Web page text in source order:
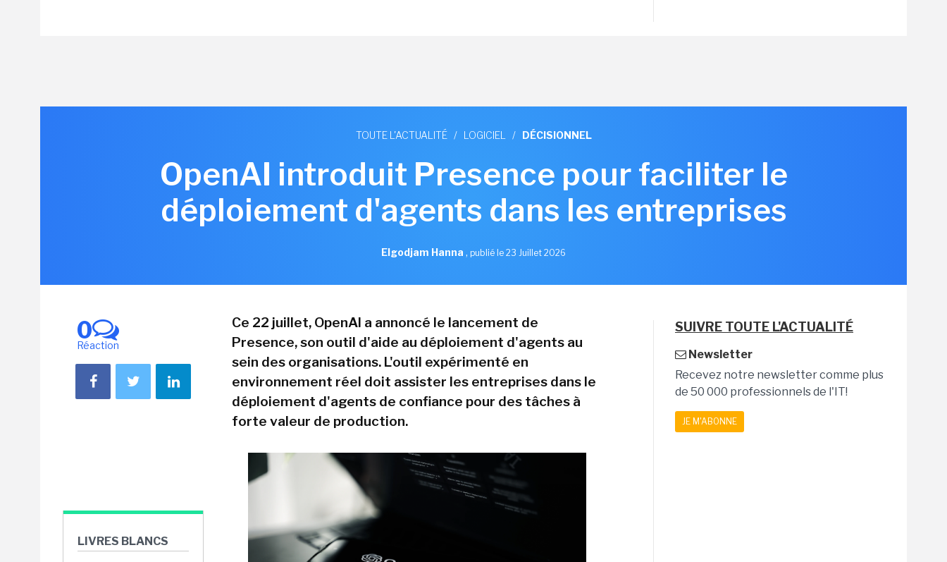
TOUTE L'ACTUALITÉ / LOGICIEL / DÉCISIONNEL
OpenAI introduit Presence pour faciliter le
déploiement d'agents dans les entreprises
Elgodjam Hanna , publié le 23 Juillet 2026
0
Réaction
LIVRES BLANCS
Ce 22 juillet, OpenAI a annoncé le lancement de
Presence, son outil d'aide au déploiement d'agents au
sein des organisations. L'outil expérimenté en
environnement réel doit assister les entreprises dans le
déploiement d'agents de confiance pour des tâches à
forte valeur de production.
SUIVRE TOUTE L'ACTUALITÉ
Newsletter
Recevez notre newsletter comme plus
de 50 000 professionnels de l'IT!
JE M'ABONNE